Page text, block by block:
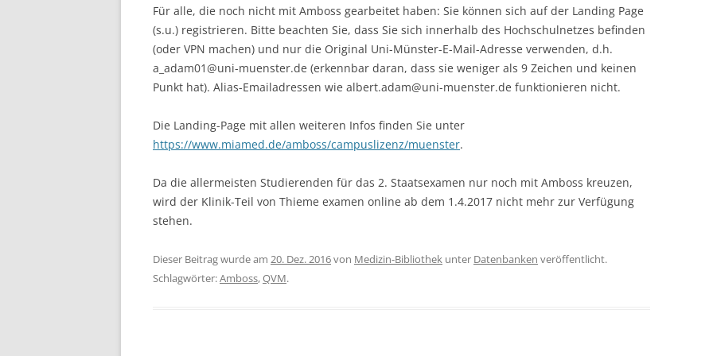
Für alle, die noch nicht mit Amboss gearbeitet haben: Sie können sich auf der Landing Page
(s.u.) registrieren. Bitte beachten Sie, dass Sie sich innerhalb des Hochschulnetzes befinden
(oder VPN machen) und nur die Original Uni-Münster-E-Mail-Adresse verwenden, d.h.
a_adam01@uni-muenster.de (erkennbar daran, dass sie weniger als 9 Zeichen und keinen
Punkt hat). Alias-Emailadressen wie albert.adam@uni-muenster.de funktionieren nicht.
Die Landing-Page mit allen weiteren Infos finden Sie unter
https://www.miamed.de/amboss/campuslizenz/muenster.
Da die allermeisten Studierenden für das 2. Staatsexamen nur noch mit Amboss kreuzen,
wird der Klinik-Teil von Thieme examen online ab dem 1.4.2017 nicht mehr zur Verfügung
stehen.
Dieser Beitrag wurde am 20. Dez. 2016von Medizin-Bibliothek unter Datenbanken veröffentlicht.
Schlagwörter:Amboss,QVM.